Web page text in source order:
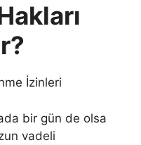
İzinleri
bir gün de olsa
vadeli